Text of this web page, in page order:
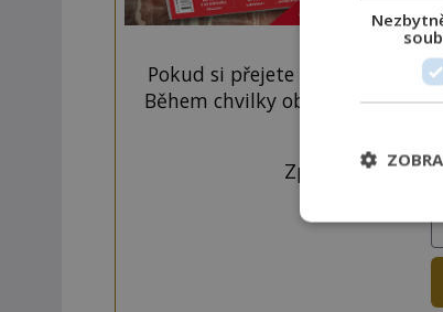
Pokud si přejete odemknout
Během chvilky obdržíte číselný
Zprávu ve tvaru